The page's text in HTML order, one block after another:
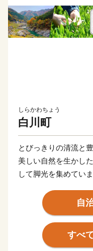
しらかわちょう
白川町
とびっきりの清流と
美しい自然を生かし
して脚光を集めていま
れる清流が生み出す
が盛ん。
『東濃桧(ヒノキ)の
名です。
自
すべ